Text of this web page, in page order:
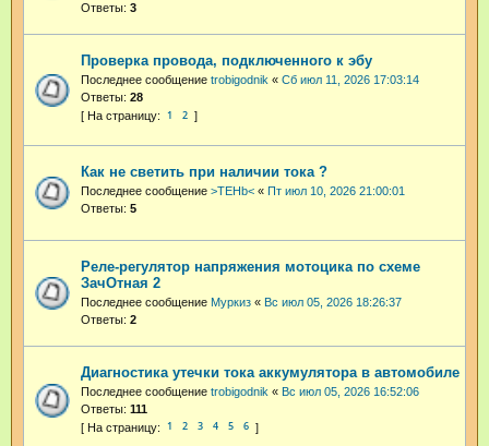
Ответы: 3
Проверка провода, подключенного к эбу
Последнее сообщение trobigodnik « Сб июл 11, 2026 17:03:14
Ответы: 28
1 2
Как не светить при наличии тока ?
Последнее сообщение >TEHb< « Пт июл 10, 2026 21:00:01
Ответы: 5
Реле-регулятор напряжения мотоцика по схеме
ЗачОтная 2
Последнее сообщение Муркиз « Вс июл 05, 2026 18:26:37
Ответы: 2
Диагностика утечки тока аккумулятора в автомобиле
Последнее сообщение trobigodnik « Вс июл 05, 2026 16:52:06
Ответы: 111
1 2 3 4 5 6